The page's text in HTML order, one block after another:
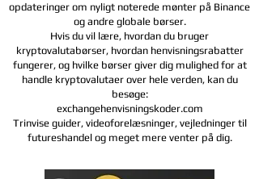
opdateringer om nyligt noterede mønter på Binance
og andre globale børser.
Hvis du vil lære, hvordan du bruger
kryptovalutabørser, hvordan henvisningsrabatter
fungerer, og hvilke børser giver dig mulighed for at
handle kryptovalutaer over hele verden, kan du
besøge:
exchangehenvisningskoder.com
Trinvise guider, videoforelæsninger, vejledninger til
futureshandel og meget mere venter på dig.